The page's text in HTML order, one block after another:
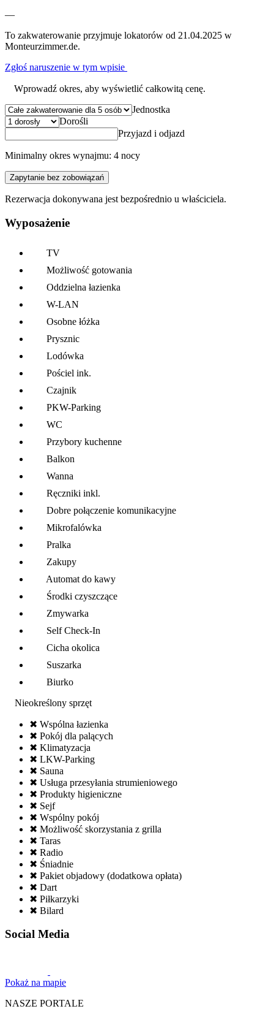
—
To zakwaterowanie przyjmuje lokatorów od 21.04.2025 w
Monteurzimmer.de.
Zgłoś naruszenie w tym wpisie
Wprowadź okres, aby wyświetlić całkowitą cenę.
Jednostka
Dorośli
Przyjazd i odjazd
Minimalny okres wynajmu: 4 nocy
Zapytanie bez zobowiązań
Rezerwacja dokonywana jest bezpośrednio u właściciela.
Wyposażenie
TV
Możliwość gotowania
Oddzielna łazienka
W-LAN
Osobne łóżka
Prysznic
Lodówka
Pościel ink.
Czajnik
PKW-Parking
WC
Przybory kuchenne
Balkon
Wanna
Ręczniki inkl.
Dobre połączenie komunikacyjne
Mikrofalówka
Pralka
Zakupy
Automat do kawy
Środki czyszczące
Zmywarka
Self Check-In
Cicha okolica
Suszarka
Biurko
Nieokreślony sprzęt
✖ Wspólna łazienka
✖ Pokój dla palących
✖ Klimatyzacja
✖ LKW-Parking
✖ Sauna
✖ Usługa przesyłania strumieniowego
✖ Produkty higieniczne
✖ Sejf
✖ Wspólny pokój
✖ Możliwość skorzystania z grilla
✖ Taras
✖ Radio
✖ Śniadnie
✖ Pakiet objadowy (dodatkowa opłata)
✖ Dart
✖ Piłkarzyki
✖ Bilard
Social Media
Pokaż na mapie
NASZE PORTALE